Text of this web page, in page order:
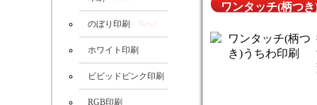
ワンタッチ(柄つ
のぼり印刷 New!
ホワイト印刷
ビビッドピンク印刷
RGB印刷